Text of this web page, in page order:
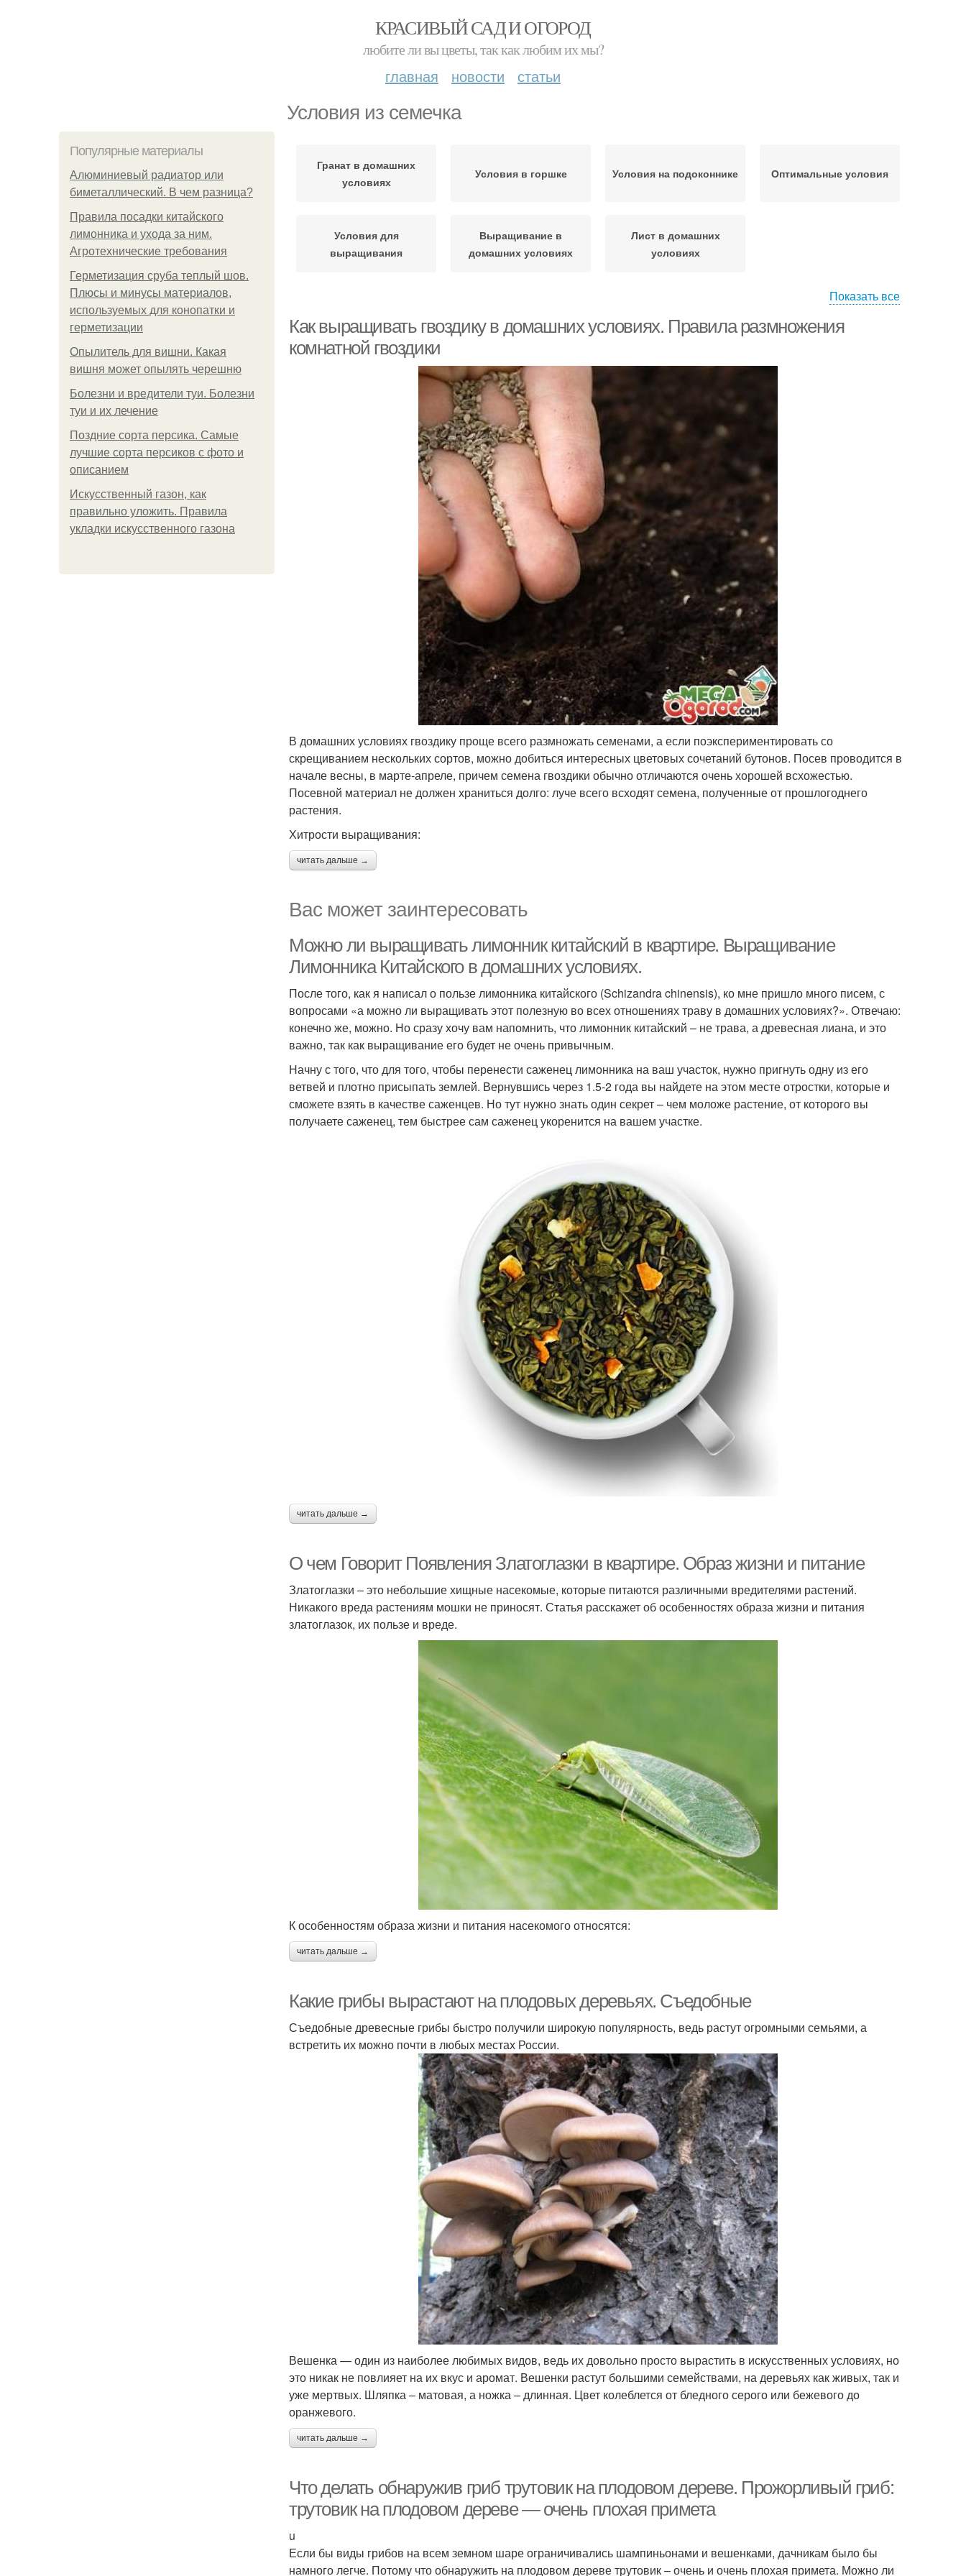
КРАСИВЫЙ САД И ОГОРОД
любите ли вы цветы, так как любим их мы?
главная новости статьи
Условия из семечка
Популярные материалы
Алюминиевый радиатор или
биметаллический. В чем разница?
Правила посадки китайского
лимонника и ухода за ним.
Агротехнические требования
Герметизация сруба теплый шов.
Плюсы и минусы материалов,
используемых для конопатки и
герметизации
Опылитель для вишни. Какая
вишня может опылять черешню
Болезни и вредители туи. Болезни
туи и их лечение
Поздние сорта персика. Самые
лучшие сорта персиков с фото и
описанием
Искусственный газон, как
правильно уложить. Правила
укладки искусственного газона
Гранат в домашних
условиях
Условия в горшке Условия на подоконнике Оптимальные условия
Условия для
выращивания
Выращивание в
домашних условиях
Лист в домашних
условиях
Показать все
Как выращивать гвоздику в домашних условиях. Правила размножения
комнатной гвоздики
В домашних условиях гвоздику проще всего размножать семенами, а если поэкспериментировать со
скрещиванием нескольких сортов, можно добиться интересных цветовых сочетаний бутонов. Посев проводится в
начале весны, в марте-апреле, причем семена гвоздики обычно отличаются очень хорошей всхожестью.
Посевной материал не должен храниться долго: луче всего всходят семена, полученные от прошлогоднего
растения.
Хитрости выращивания:
читать дальше →
Вас может заинтересовать
Можно ли выращивать лимонник китайский в квартире. Выращивание
Лимонника Китайского в домашних условиях.
После того, как я написал о пользе лимонника китайского (Schizandra chinensis), ко мне пришло много писем, с
вопросами «а можно ли выращивать этот полезную во всех отношениях траву в домашних условиях?». Отвечаю:
конечно же, можно. Но сразу хочу вам напомнить, что лимонник китайский – не трава, а древесная лиана, и это
важно, так как выращивание его будет не очень привычным.
Начну с того, что для того, чтобы перенести саженец лимонника на ваш участок, нужно пригнуть одну из его
ветвей и плотно присыпать землей. Вернувшись через 1.5-2 года вы найдете на этом месте отростки, которые и
сможете взять в качестве саженцев. Но тут нужно знать один секрет – чем моложе растение, от которого вы
получаете саженец, тем быстрее сам саженец укоренится на вашем участке.
читать дальше →
О чем Говорит Появления Златоглазки в квартире. Образ жизни и питание
Златоглазки – это небольшие хищные насекомые, которые питаются различными вредителями растений.
Никакого вреда растениям мошки не приносят. Статья расскажет об особенностях образа жизни и питания
златоглазок, их пользе и вреде.
К особенностям образа жизни и питания насекомого относятся:
читать дальше →
Какие грибы вырастают на плодовых деревьях. Съедобные
Съедобные древесные грибы быстро получили широкую популярность, ведь растут огромными семьями, а
встретить их можно почти в любых местах России.
Вешенка — один из наиболее любимых видов, ведь их довольно просто вырастить в искусственных условиях, но
это никак не повлияет на их вкус и аромат. Вешенки растут большими семействами, на деревьях как живых, так и
уже мертвых. Шляпка – матовая, а ножка – длинная. Цвет колеблется от бледного серого или бежевого до
оранжевого.
читать дальше →
Что делать обнаружив гриб трутовик на плодовом дереве. Прожорливый гриб:
трутовик на плодовом дереве — очень плохая примета
u
Если бы виды грибов на всем земном шаре ограничивались шампиньонами и вешенками, дачникам было бы
намного легче. Потому что обнаружить на плодовом дереве трутовик – очень и очень плохая примета. Можно ли